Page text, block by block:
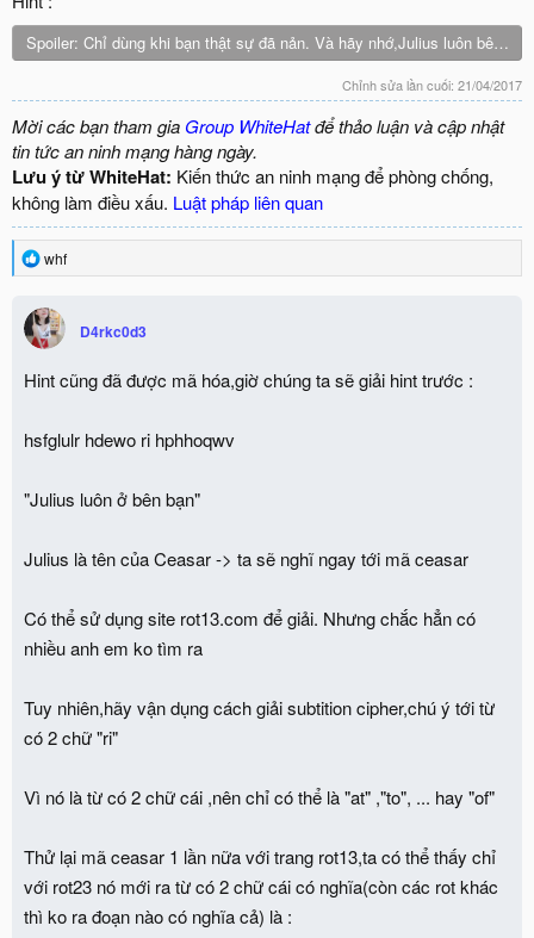
Spoiler: Chỉ dùng khi bạn thật sự đã nản. Và hãy nhớ,Julius luôn bên
Chỉnh sửa lần cuối: 21/04/2017
Mời các bạn tham gia Group WhiteHatđể thảo luận và cập nhật
tin tức an ninh mạng hàng ngày.
Lưu ý từ WhiteHat: Kiến thức an ninh mạng để phòng chống,
không làm điều xấu. Luật pháp liên quan
R
e
c
t
i
n
whf
D4rkc0d3
Hint cũng đã được mã hóa,giờ chúng ta sẽ giải hint trước :
hsfglulr hdewo ri hphhoqwv
"Julius luôn ở bên bạn"
Julius là tên của Ceasar -> ta sẽ nghĩ ngay tới mã ceasar
Có thể sử dụng site rot13.com để giải. Nhưng chắc hẳn có
nhiều anh em ko tìm ra
Tuy nhiên,hãy vận dụng cách giải subtition cipher,chú ý tới từ
có 2 chữ "ri"
Vì nó là từ có 2 chữ cái ,nên chỉ có thể là "at" ,"to", ... hay "of"
Thử lại mã ceasar 1 lần nữa với trang rot13,ta có thể thấy chỉ
với rot23 nó mới ra từ có 2 chữ cái có nghĩa(còn các rot khác
thì ko ra đoạn nào có nghĩa cả) là :